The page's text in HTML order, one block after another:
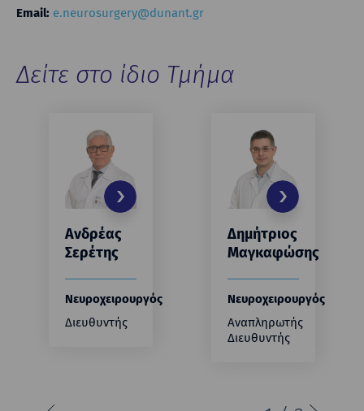
Email: e.neurosurgery@dunant.gr
Δείτε στο ίδιο Τμήμα
Ανδρέας
Σερέτης
Νευροχειρουργός
Διευθυντής
Δημήτριος
Μαγκαφώσης
Νευροχειρουργός
Αναπληρωτής
Διευθυντής